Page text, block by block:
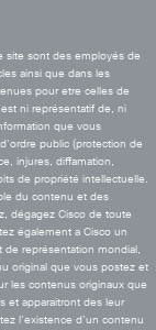
site sont des employés de
ainsi que dans les
pour etre celles de
ni représentatif de, ni
que vous
public (protection de
injures, diffamation,
de propriété intellectuelle.
du contenu et des
dégagez Cisco de toute
également a Cisco un
représentation mondial,
original que vous postez et
les contenus originaux que
et apparaitront des leur
l’existence d’un contenu